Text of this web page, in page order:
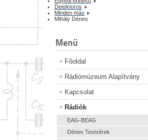
Detektoros
Minden más
Mihály Dénes
Menü
Főoldal
Rádiómúzeum Alapítvány
Kapcsolat
Rádiók
EAG-BEAG
Dénes Testvérek